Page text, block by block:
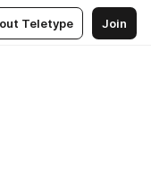
Teletype Join